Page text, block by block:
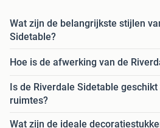
Wat zijn de belangrijkste stijlen
Sidetable?
Hoe is de afwerking van de
Is de Riverdale Sidetable
ruimtes?
Wat zijn de ideale